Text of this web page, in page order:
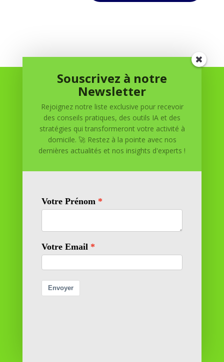
Réussite à Domicile
vous aider à réussir.
SOMMAIRE DU SITE
11 rue Richelieu
Souscrivez à notre
Newsletter
Rejoignez notre liste exclusive pour recevoir
des conseils pratiques, des outils IA et des
stratégies qui transformeront votre activité à
domicile. 🚀 Restez à la pointe avec nos
dernières actualités et nos insights d'experts !